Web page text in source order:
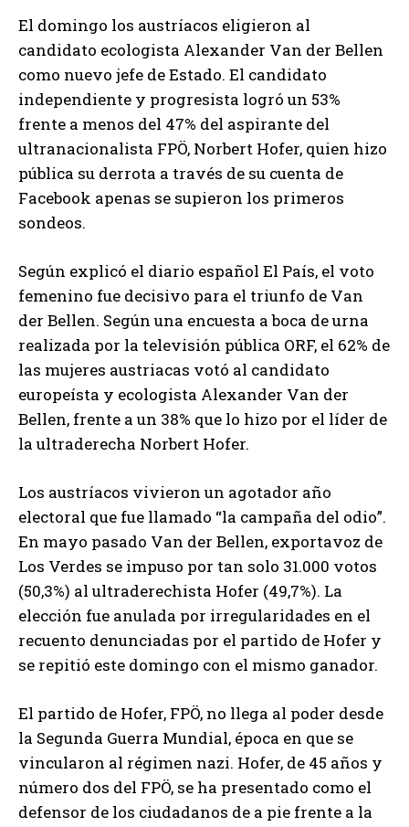
El domingo los austríacos eligieron al
candidato ecologista Alexander Van der Bellen
como nuevo jefe de Estado. El candidato
independiente y progresista logró un 53%
frente a menos del 47% del aspirante del
ultranacionalista FPÖ, Norbert Hofer, quien hizo
pública su derrota a través de su cuenta de
Facebook apenas se supieron los primeros
sondeos.
Según explicó el diario español El País, el voto
femenino fue decisivo para el triunfo de Van
der Bellen. Según una encuesta a boca de urna
realizada por la televisión pública ORF, el 62% de
las mujeres austriacas votó al candidato
europeísta y ecologista Alexander Van der
Bellen, frente a un 38% que lo hizo por el líder de
la ultraderecha Norbert Hofer.
Los austríacos vivieron un agotador año
electoral que fue llamado “la campaña del odio”.
En mayo pasado Van der Bellen, exportavoz de
Los Verdes se impuso por tan solo 31.000 votos
(50,3%) al ultraderechista Hofer (49,7%). La
elección fue anulada por irregularidades en el
recuento denunciadas por el partido de Hofer y
se repitió este domingo con el mismo ganador.
El partido de Hofer, FPÖ, no llega al poder desde
la Segunda Guerra Mundial, época en que se
vincularon al régimen nazi. Hofer, de 45 años y
número dos del FPÖ, se ha presentado como el
defensor de los ciudadanos de a pie frente a la